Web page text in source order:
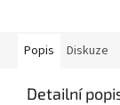
Popis Diskuze
Detailní